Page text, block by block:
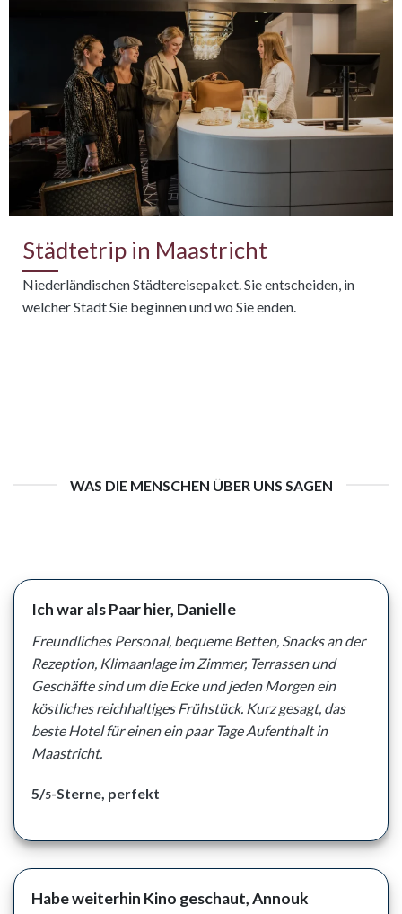
Städtetrip in Maastricht
Niederländischen Städtereisepaket. Sie entscheiden, in
welcher Stadt Sie beginnen und wo Sie enden.
WAS DIE MENSCHEN ÜBER UNS SAGEN
Ich war als Paar hier, Danielle
Freundliches Personal, bequeme Betten, Snacks an der
Rezeption, Klimaanlage im Zimmer, Terrassen und
Geschäfte sind um die Ecke und jeden Morgen ein
köstliches reichhaltiges Frühstück. Kurz gesagt, das
beste Hotel für einen ein paar Tage Aufenthalt in
Maastricht.
5/5-Sterne, perfekt
Habe weiterhin Kino geschaut, Annouk